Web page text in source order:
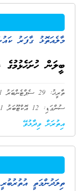
މާލެއަތޮޅު ގާފަރު
ބީލަން ހުށަހެޅުމުގެ
ތާރީޚު: 29 ސެޕްޓެންބަރު 2021
ސުންގަޑި: 12 އޮކްޓޫބަރު 2021 11:00
އިތުރަށް ވިދާޅުވޭ
ތިލަދުންމަތީ